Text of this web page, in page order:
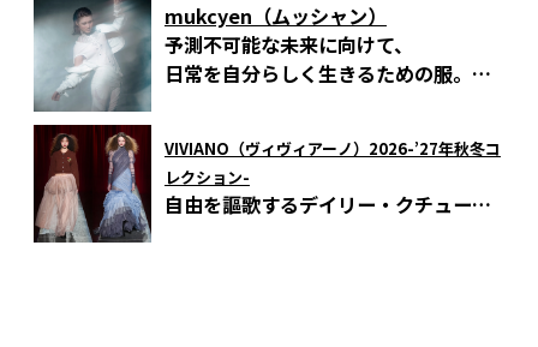
mukcyen（ムッシャン）
予測不可能な未来に向けて、
日常を自分らしく生きるための服。
木村由佳さんによるムッシャンの
2026年春夏デビューコレクション。
〈東京発のブランドストーリー Vol.11〉
VIVIANO（ヴィヴィアーノ）2026-’27年秋冬コ
レクション-
自由を謳歌するデイリー・クチュー